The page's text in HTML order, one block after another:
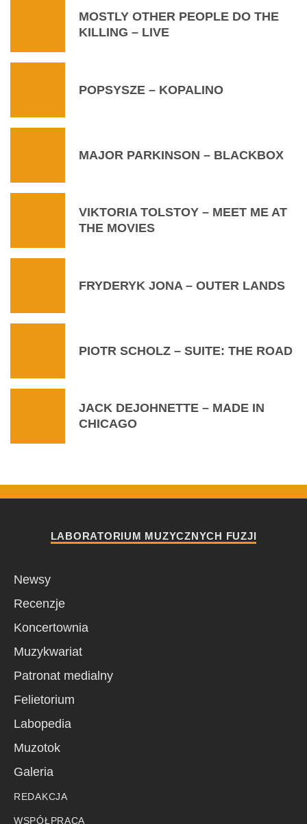
MOSTLY OTHER PEOPLE DO THE
KILLING – LIVE
POPSYSZE – KOPALINO
MAJOR PARKINSON – BLACKBOX
VIKTORIA TOLSTOY – MEET ME AT
THE MOVIES
FRYDERYK JONA – OUTER LANDS
PIOTR SCHOLZ – SUITE: THE ROAD
JACK DEJOHNETTE – MADE IN
CHICAGO
LABORATORIUM MUZYCZNYCH FUZJI
Newsy
Recenzje
Koncertownia
Muzykwariat
Patronat medialny
Felietorium
Labopedia
Muzotok
Galeria
REDAKCJA
WSPÓŁPRACA